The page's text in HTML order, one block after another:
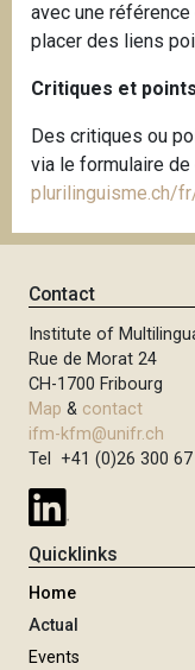
avec une
placer des liens
Critiques et
Des critiques ou
via le formulaire de
plurilinguisme.ch/
Contact
Institute of
Rue de Morat 24
CH-1700 Fribourg
Map & contact
ifm-kfm@unifr.ch
Tel +41 (0)26 300 67
Quicklinks
Home
Actual
Events